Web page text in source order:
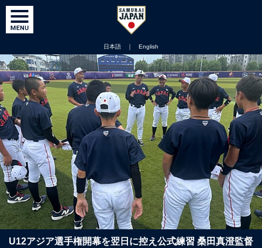
日本語 ｜ English
U12アジア選手権開幕を翌日に控え公式練習 桑田真澄監督